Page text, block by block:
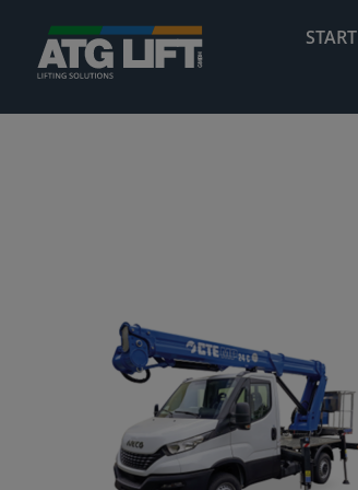
Inhalt
springen
START